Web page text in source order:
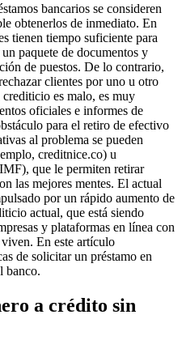
bancarios se consideren
obtenerlos de inmediato. En
tienen tiempo suficiente para
paquete de documentos y
de puestos. De lo contrario,
clientes por uno u otro
es malo, es muy
oficiales e informes de
para el retiro de efectivo
al problema se pueden
creditnice.co) u
que le permiten retirar
las mejores mentes. El actual
por un rápido aumento de
actual, que está siendo
y plataformas en línea con
En este artículo
de solicitar un préstamo en
banco.
a crédito sin